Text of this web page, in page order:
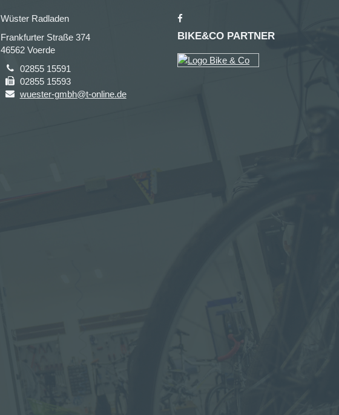
Wüster Radladen
Frankfurter Straße 374
46562 Voerde
02855 15591
02855 15593
wuester-gmbh@t-online.de
BIKE&CO PARTNER